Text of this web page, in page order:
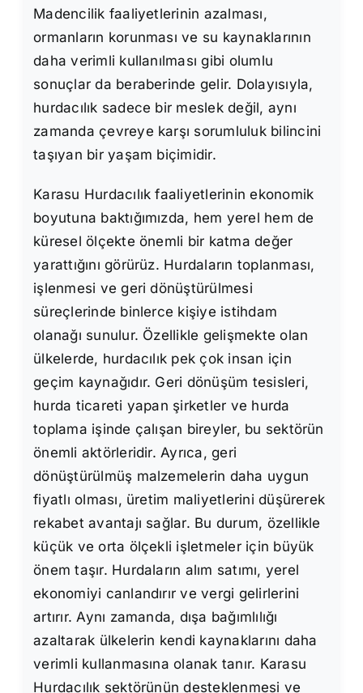
Madencilik faaliyetlerinin azalması,
ormanların korunması ve su kaynaklarının
daha verimli kullanılması gibi olumlu
sonuçlar da beraberinde gelir. Dolayısıyla,
hurdacılık sadece bir meslek değil, aynı
zamanda çevreye karşı sorumluluk bilincini
taşıyan bir yaşam biçimidir.
Karasu Hurdacılık faaliyetlerinin ekonomik
boyutuna baktığımızda, hem yerel hem de
küresel ölçekte önemli bir katma değer
yarattığını görürüz. Hurdaların toplanması,
işlenmesi ve geri dönüştürülmesi
süreçlerinde binlerce kişiye istihdam
olanağı sunulur. Özellikle gelişmekte olan
ülkelerde, hurdacılık pek çok insan için
geçim kaynağıdır. Geri dönüşüm tesisleri,
hurda ticareti yapan şirketler ve hurda
toplama işinde çalışan bireyler, bu sektörün
önemli aktörleridir. Ayrıca, geri
dönüştürülmüş malzemelerin daha uygun
fiyatlı olması, üretim maliyetlerini düşürerek
rekabet avantajı sağlar. Bu durum, özellikle
küçük ve orta ölçekli işletmeler için büyük
önem taşır. Hurdaların alım satımı, yerel
ekonomiyi canlandırır ve vergi gelirlerini
artırır. Aynı zamanda, dışa bağımlılığı
azaltarak ülkelerin kendi kaynaklarını daha
verimli kullanmasına olanak tanır. Karasu
Hurdacılık sektörünün desteklenmesi ve